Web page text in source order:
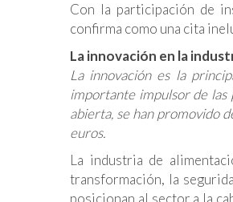
Con la participación de
confirma como una cita
La innovación en la
La innovación es la
importante impulsor de las
abierta, se han promovido
euros.
La industria de
transformación, la
posicionan al sector a la